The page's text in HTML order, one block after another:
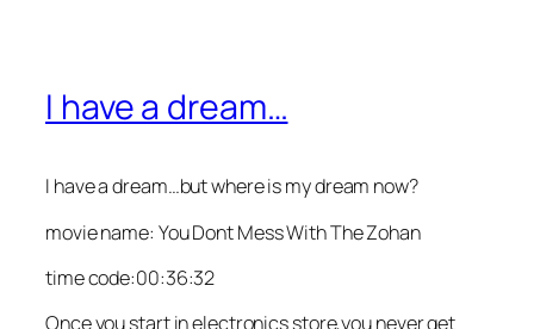
I have a dream…
I have a dream…but where is my dream now?
movie name: You Dont Mess With The Zohan
time code:00:36:32
Once you start in electronics store,you never get